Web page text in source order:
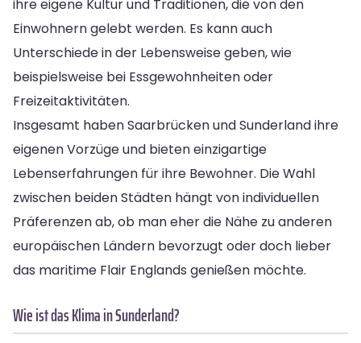
ihre eigene Kultur und Traditionen, die von den
Einwohnern gelebt werden. Es kann auch
Unterschiede in der Lebensweise geben, wie
beispielsweise bei Essgewohnheiten oder
Freizeitaktivitäten.
Insgesamt haben Saarbrücken und Sunderland ihre
eigenen Vorzüge und bieten einzigartige
Lebenserfahrungen für ihre Bewohner. Die Wahl
zwischen beiden Städten hängt von individuellen
Präferenzen ab, ob man eher die Nähe zu anderen
europäischen Ländern bevorzugt oder doch lieber
das maritime Flair Englands genießen möchte.
Wie ist das Klima in Sunderland?